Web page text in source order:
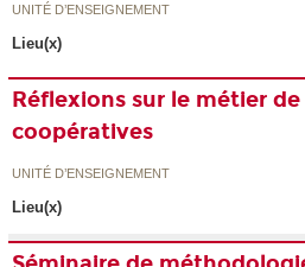
UNITÉ D’ENSEIGNEMENT
Lieu(x)
Réflexions sur le métier
coopératives
UNITÉ D’ENSEIGNEMENT
Lieu(x)